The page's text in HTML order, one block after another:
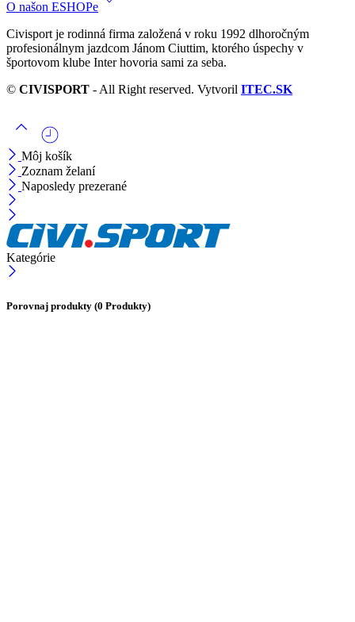
O našon ESHOPe
Civisport je rodinná firma založená v roku 1992 dlhoročným
profesionálnym jazdcom Jánom Ciuttim, ktorého úspechy v
športovom klube Inter hovoria sami za seba.
© CIVISPORT - All Right reserved. Vytvoril ITEC.SK
Môj košík
Zoznam želaní
Naposledy prezerané
Kategórie
Porovnaj produkty (0 Produkty)